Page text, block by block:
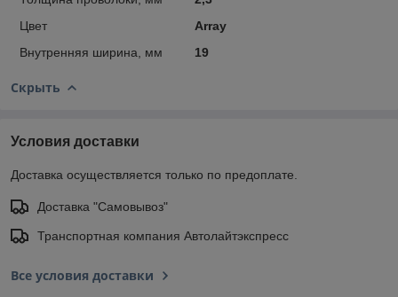
Цвет
Array
Внутренняя ширина, мм
19
Скрыть
Условия доставки
Доставка осуществляется только по предоплате.
Доставка "Самовывоз"
Транспортная компания Автолайтэкспресс
Все условия доставки